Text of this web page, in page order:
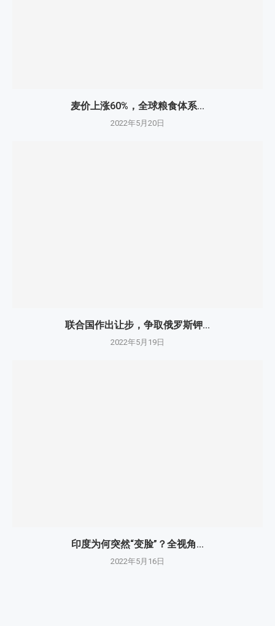
麦价上涨60%，全球粮食体系...
2022年5月20日
联合国作出让步，争取俄罗斯钾...
2022年5月19日
印度为何突然“变脸”？全视角...
2022年5月16日